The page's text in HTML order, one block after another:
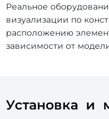
Реальное
визуализации по
расположению
зависимости от
Установка и